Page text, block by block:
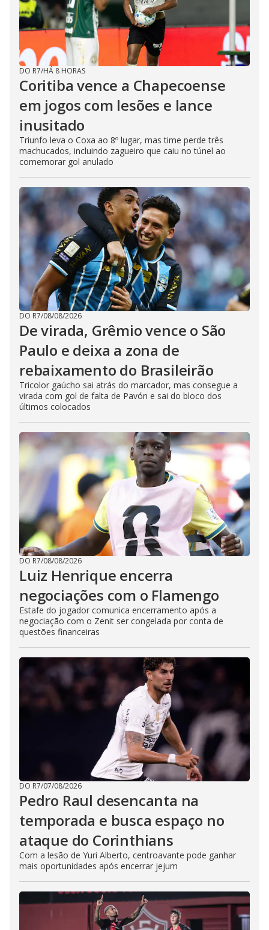
DO R7/HÁ 8 HORAS
Coritiba vence a Chapecoense
em jogos com lesões e lance
inusitado
Triunfo leva o Coxa ao 8º lugar, mas time perde três
machucados, incluindo zagueiro que caiu no túnel ao
comemorar gol anulado
DO R7/08/08/2026
De virada, Grêmio vence o São
Paulo e deixa a zona de
rebaixamento do Brasileirão
Tricolor gaúcho sai atrás do marcador, mas consegue a
virada com gol de falta de Pavón e sai do bloco dos
últimos colocados
DO R7/08/08/2026
Luiz Henrique encerra
negociações com o Flamengo
Estafe do jogador comunica encerramento após a
negociação com o Zenit ser congelada por conta de
questões financeiras
DO R7/07/08/2026
Pedro Raul desencanta na
temporada e busca espaço no
ataque do Corinthians
Com a lesão de Yuri Alberto, centroavante pode ganhar
mais oportunidades após encerrar jejum